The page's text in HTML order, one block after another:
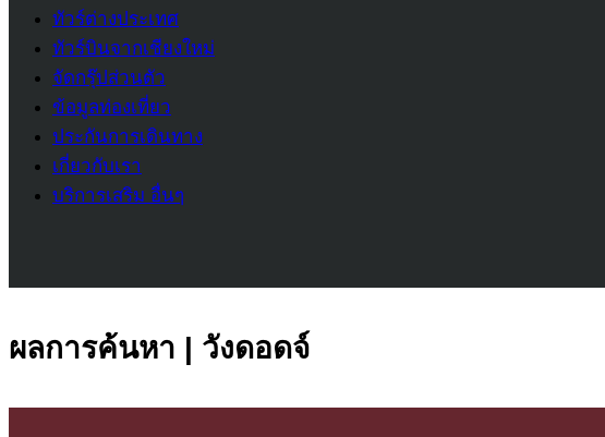
ทัวร์ต่างประเทศ
ทัวร์บินจากเชียงใหม่
จัดกรุ๊ปส่วนตัว
ข้อมูลท่องเที่ยว
ประกันการเดินทาง
เกี่ยวกับเรา
บริการเสริม อื่นๆ
ผลการค้นหา | วังดอดจ์